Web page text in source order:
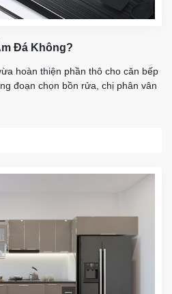
Đá Không?
hoàn thiện phần thô cho căn bếp
đoạn chọn bồn rửa, chị phân vân